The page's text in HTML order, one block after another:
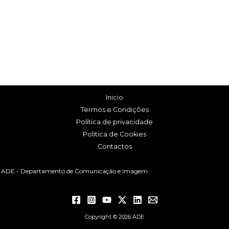
Inicio
Termos e Condições
Política de privacidade
Politica de Cookies
Contactos
ADE - Departamento de Comunicação e Imagem
Copyright © 2026 ADE